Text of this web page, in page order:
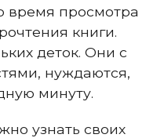
время просмотра
книги.
деток. Они с
нуждаются,
минуту.
узнать своих